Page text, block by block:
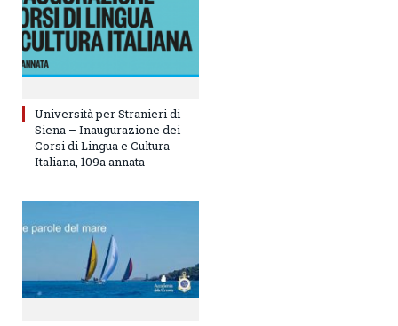
Università per Stranieri di
Siena – Inaugurazione dei
Corsi di Lingua e Cultura
Italiana, 109a annata